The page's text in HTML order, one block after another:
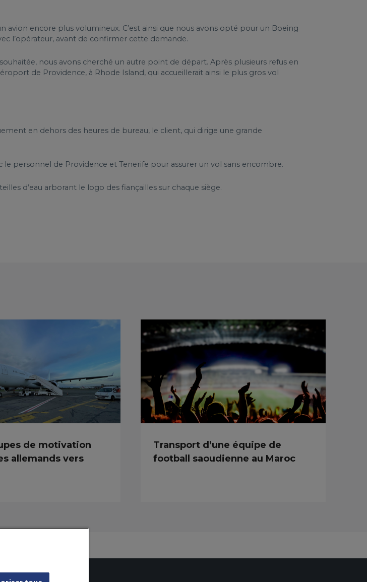
avion encore plus volumineux. C’est ainsi que nous avons opté pour un Boeing
l’opérateur, avant de confirmer cette demande.
nous avons cherché un autre point de départ. Après plusieurs refus en
de Providence, à Rhode Island, qui accueillerait ainsi le plus gros vol
en dehors des heures de bureau, le client, qui dirige une grande
personnel de Providence et Tenerife pour assurer un vol sans encombre.
d’eau arborant le logo des fiançailles sur chaque siège.
de motivation
allemands vers
Transport d’une équipe de
football saoudienne au Maroc